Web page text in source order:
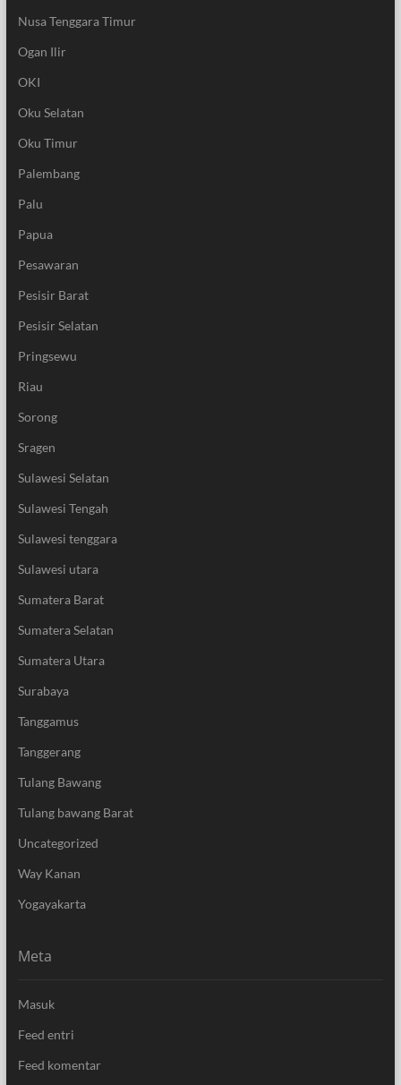
Nusa Tenggara Timur
Ogan Ilir
OKI
Oku Selatan
Oku Timur
Palembang
Palu
Papua
Pesawaran
Pesisir Barat
Pesisir Selatan
Pringsewu
Riau
Sorong
Sragen
Sulawesi Selatan
Sulawesi Tengah
Sulawesi tenggara
Sulawesi utara
Sumatera Barat
Sumatera Selatan
Sumatera Utara
Surabaya
Tanggamus
Tanggerang
Tulang Bawang
Tulang bawang Barat
Uncategorized
Way Kanan
Yogayakarta
Meta
Masuk
Feed entri
Feed komentar